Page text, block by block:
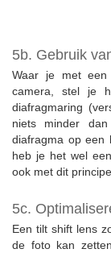
5b. Gebruik
Waar je met
camera, stel je
diafragmaring
niets minder
diafragma op een
heb je het wel
ook met dit principe.
5c.
Een tilt shift lens
de foto kan